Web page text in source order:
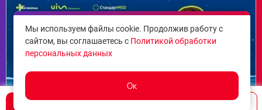
Мы используем файлы cookie. Продолжив работу с
сайтом, вы соглашаетесь с Политикой обработки
персональных данных
Ок